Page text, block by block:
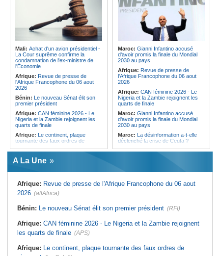
Visite du Président de la
République et de la Première Dame
à Yamoussoukro
Afrique:L'Angola participe à la 21e
réunion du Partenariat Afrique-
Monde arabe au Caire
Congo-Kinshasa:Ebola - Contre le
variant Bundibugyo, plusieurs
essais lancés mais aucun traitement
Cameroun:Plusieurs
ressortissants expulsés des États-
pays
Madagascar:RN4 - Des portions
restent critiques
Madagascar:
Antaninandro- Un
récidiviste armé se présente comme
Madagascar:Spectacle - Star Tour
transforme Mahajanga en aire de
fête
Madagascar:
Musée de la Photo démystifie teza
Mali: Achat d'un avion présidentiel -
La Cour suprême confirme la
condamnation de l'ex-ministre de
l'Économie
Afrique: Revue de presse de
l'Afrique Francophone du 06 aout
2026
Bénin: Le nouveau Sénat élit son
premier président
Afrique: CAN féminine 2026 - Le
Nigeria et la Zambie rejoignent les
quarts de finale
Afrique: Le continent, plaque
tournante des faux ordres de
Guinée:
assume les fonctions présidentielles
Ghana:John Dramani en Jamaïque
l'esclavage
Sénégal:Banque mondiale - 340
priorités du pays
La Cour suprême confirme la
condamnation de l'ex-ministre de
l'Économie
France la restitution du crâne de
Bokar Biro et de trois de ses
Maroc: Gianni Infantino accusé
d'avoir promis la finale du Mondial
2030 au pays
Afrique: Revue de presse de
l'Afrique Francophone du 06 aout
2026
Afrique: CAN féminine 2026 - Le
Nigeria et la Zambie rejoignent les
quarts de finale
Maroc: Gianni Infantino accusé
d'avoir promis la finale du Mondial
2030 au pays
Maroc: La désinformation a-t-elle
déclenché la crise de Ceuta ?
Afrique:L'essor historique de
Algérie:France - L'affaire Mehdi
policière contre le narcotrafic
Monde arabe au Caire
2026 - Le continent, entre ouverture
commerciale et défiance migratoire
A La Une
Afrique: Revue de presse de l'Afrique Francophone du 06 aout
2026 (allAfrica)
Bénin: Le nouveau Sénat élit son premier président (RFI)
Afrique: CAN féminine 2026 - Le Nigeria et la Zambie rejoignent
les quarts de finale (APS)
Afrique: Le continent, plaque tournante des faux ordres de